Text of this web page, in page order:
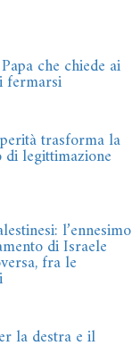
che chiede ai
fermarsi
trasforma la
legittimazione
l’ennesimo
di Israele
fra le
la destra e il